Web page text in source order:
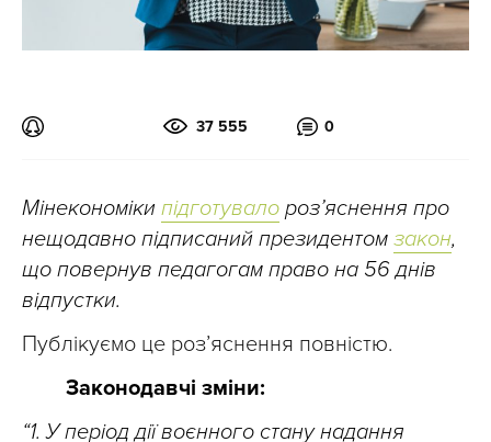
37 555 0
Мінекономіки підготувало розʼяснення про
нещодавно підписаний президентом закон,
що повернув педагогам право на 56 днів
відпустки.
Публікуємо це розʼяснення повністю.
Законодавчі зміни:
“1. У період дії воєнного стану надання